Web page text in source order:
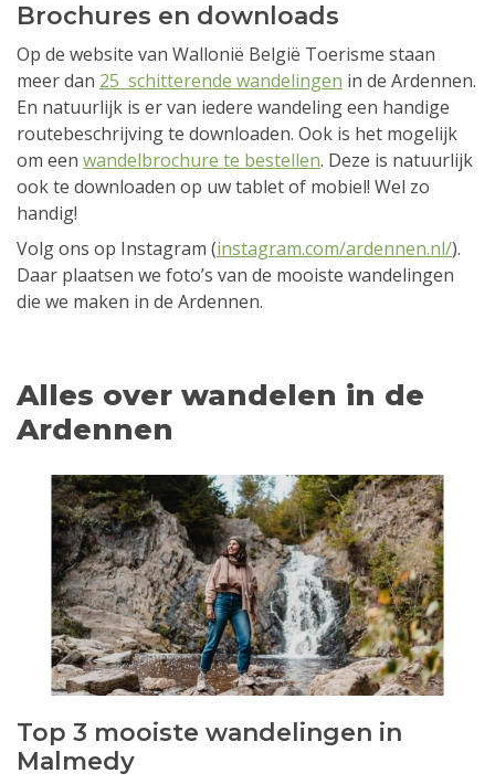
Brochures en downloads
Op de website van Wallonië België Toerisme staan
meer dan 25 schitterende wandelingen in de Ardennen.
En natuurlijk is er van iedere wandeling een handige
routebeschrijving te downloaden. Ook is het mogelijk
om een wandelbrochure te bestellen. Deze is natuurlijk
ook te downloaden op uw tablet of mobiel! Wel zo
handig!
Volg ons op Instagram (instagram.com/ardennen.nl/).
Daar plaatsen we foto’s van de mooiste wandelingen
die we maken in de Ardennen.
Alles over wandelen in de
Ardennen
Top 3 mooiste wandelingen in
Malmedy